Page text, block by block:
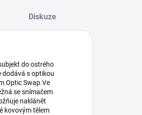
Diskuze
do ostrého
dodává s optikou
Optic Swap.Ve
se snímačem
naklánět
kovovým tělem